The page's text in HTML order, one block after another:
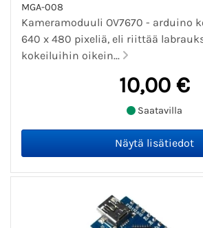
MGA-008
Kameramoduuli OV7670 - arduino
640 x 480 pixeliä, eli riittää
kokeiluihin oikein...
10,00 €
Saatavilla